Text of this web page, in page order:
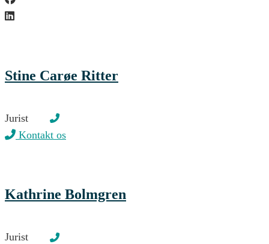
Stine Carøe Ritter
Jurist
Kontakt os
Kathrine Bolmgren
Jurist